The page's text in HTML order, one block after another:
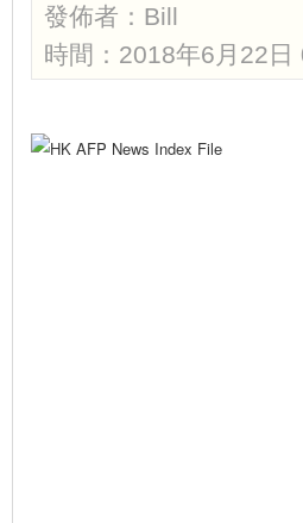
發佈者： Bill
時間：2018年6月22日